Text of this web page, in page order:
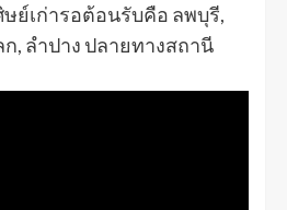
ย์เก่ารอต้อนรับคือ ลพบุรี,
, ลำปาง ปลายทางสถานี